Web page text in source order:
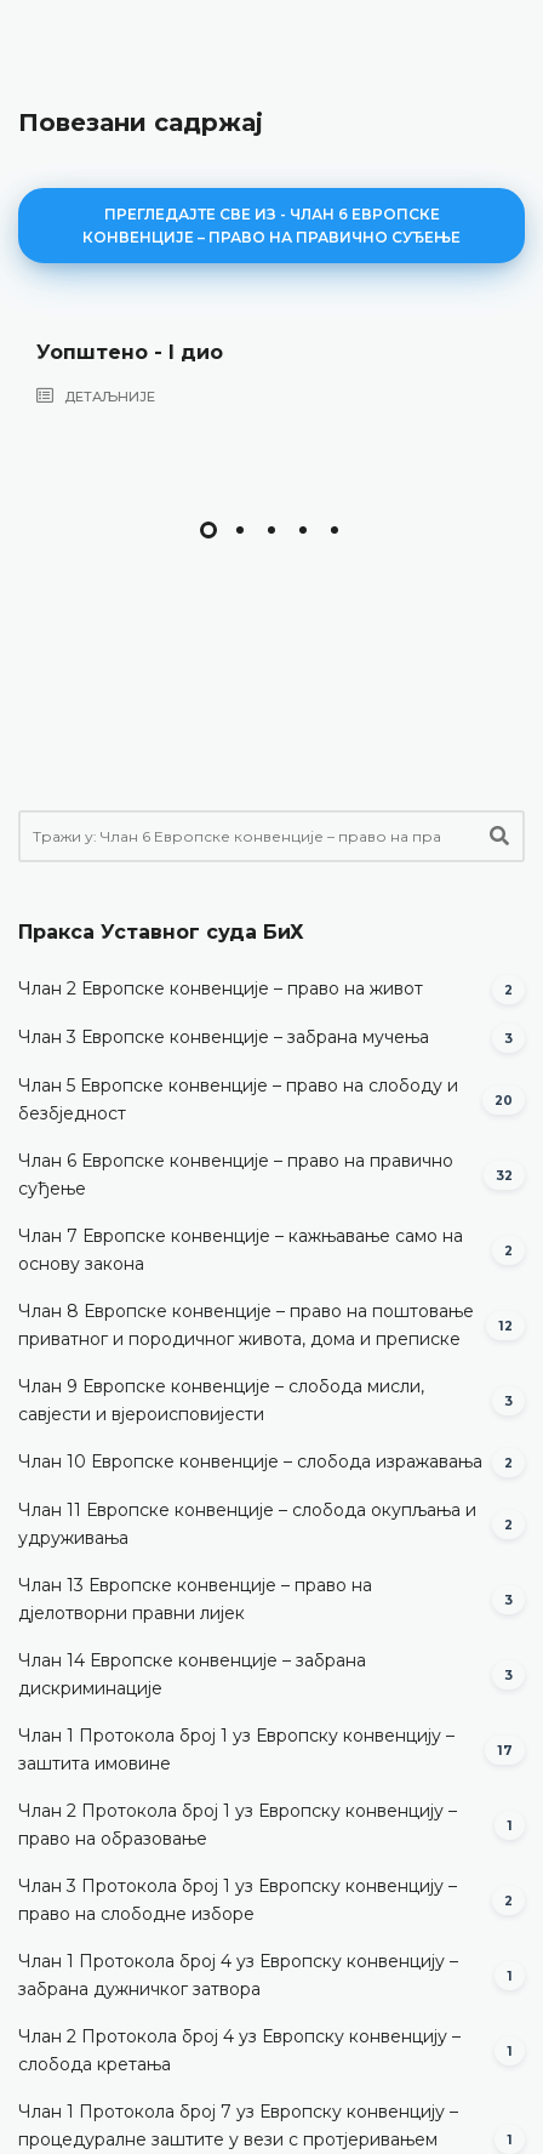
Повезани садржај
ПРЕГЛЕДАЈТЕ СВЕ ИЗ - ЧЛАН 6 ЕВРОПСКЕ
КОНВЕНЦИЈЕ – ПРАВО НА ПРАВИЧНО СУЂЕЊЕ
Пракса Уставног суда БиХ
Члан 2 Европске конвенције – право на живот 2
Члан 3 Европске конвенције – забрана мучења 3
Члан 5 Европске конвенције – право на слободу и
безбједност
20
Члан 6 Европске конвенције – право на правично
суђење
32
Члан 7 Европске конвенције – кажњавање само на
основу закона
2
Члан 8 Европске конвенције – право на поштовање
приватног и породичног живота, дома и преписке
12
Члан 9 Европске конвенције – слобода мисли,
савјести и вјероисповијести
3
Члан 10 Европске конвенције – слобода изражавања 2
Члан 11 Европске конвенције – слобода окупљања и
удруживања
2
Члан 13 Европске конвенције – право на
дјелотворни правни лијек
3
Члан 14 Европске конвенције – забрана
дискриминације
3
Члан 1 Протокола број 1 уз Европску конвенцију –
заштита имовине
17
Члан 2 Протокола број 1 уз Европску конвенцију –
право на образовање
1
Члан 3 Протокола број 1 уз Европску конвенцију –
право на слободне изборе
2
Члан 1 Протокола број 4 уз Европску конвенцију –
забрана дужничког затвора
1
Члан 2 Протокола број 4 уз Европску конвенцију –
слобода кретања
1
Члан 1 Протокола број 7 уз Европску конвенцију –
процедуралне заштите у вези с протјеривањем
1